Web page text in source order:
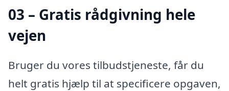
03 – Gratis rådgivning hele
vejen
Bruger du vores tilbudstjeneste, får du
helt gratis hjælp til at specificere opgaven,